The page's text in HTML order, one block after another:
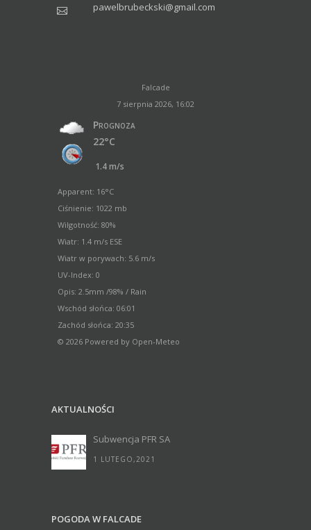
pawelbrubeckski@gmail.com
Falcade
7 sierpnia 2026, 16:02
Prognoza
22°C
1.4 m/s
Apparent: 16°C
Ciśnienie: 1022 mb
Wilgotność: 80%
Wiatr: 1.4 m/s ESE
Wiatr w porywach: 5.6 m/s
UV-Index: 0
Opis: 2.5mm /98% / Rain
Wschód słońca: 06:01
Zachód słońca: 20:35
© 2026 Powered by Open-Meteo
AKTUALNOŚCI
Subwencja PFR SA
1 LUTEGO,2021
POGODA W FALCADE